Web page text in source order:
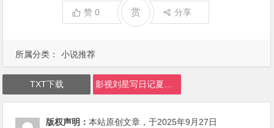
所属分类： 小说推荐
赞0 赏 分享
TXT下载 影视刘星写日记夏雪爆哭下载
版权声明：本站原创文章，于2025年9月27日